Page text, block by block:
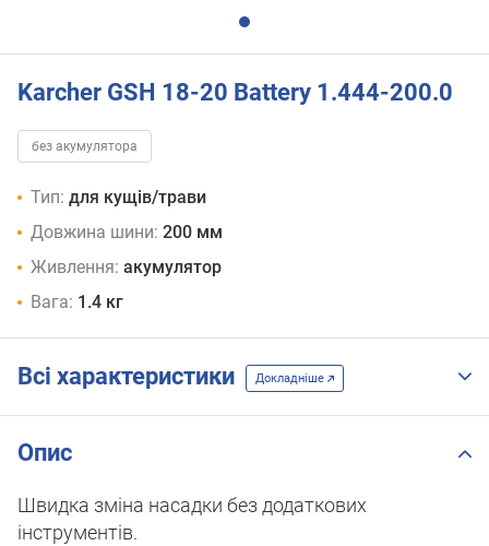
Karcher GSH 18-20 Battery 1.444-200.0
без акумулятора
Тип: для кущів/трави
Довжина шини: 200 мм
Живлення: акумулятор
Вага: 1.4 кг
Всі характеристики Докладніше
Опис
Швидка зміна насадки без додаткових
інструментів.